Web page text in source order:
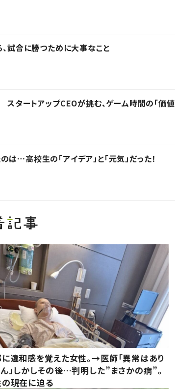
試合に勝つために大事なこと
ートアップCEOが挑む、ゲーム時間の「価値
…高校生の「アイデア」と「元気」だった！
違和感を覚えた女性。→医師「異常はあり
」しかしその後…判明した”まさかの病”。
現在に迫る